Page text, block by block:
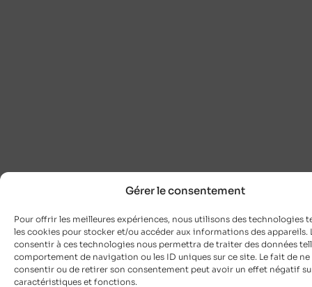
Gérer le consentement
Pour offrir les meilleures expériences, nous utilisons des technologies
les cookies pour stocker et/ou accéder aux informations des appareils.
consentir à ces technologies nous permettra de traiter des données
comportement de navigation ou les ID uniques sur ce site. Le fait de ne
consentir ou de retirer son consentement peut avoir un effet négatif
caractéristiques et fonctions.